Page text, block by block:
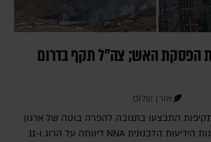
הפסקת האש; צה"ל תקף בדרום
אורן שלום
התבצעו בתגובה להפרה בוטה של ארגון
הטרור חיזבאללה". סוכנות הידיעות הלבנונית NNA דיווחה על הרוג ו-11